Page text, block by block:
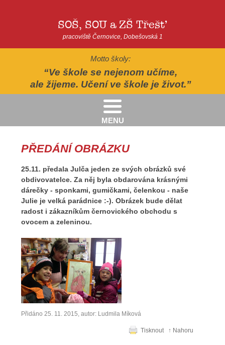
MENU
Motto školy:
Ve škole se nejenom učíme,
ale žijeme. Učení ve škole je život.
SOŠ, SOU a ZŠ Třešť
pracoviště Černovice, Dobešovská 1
PŘEDÁNÍ OBRÁZKU
25.11. předala Julča jeden ze svých obrázků své
obdivovatelce. Za něj byla obdarována krásnými
dárečky - sponkami, gumičkami, čelenkou - naše
Julie je velká parádnice :-). Obrázek bude dělat
radost i zákazníkům černovického obchodu s
ovocem a zeleninou.
Přidáno 25. 11. 2015, autor: Ludmila Míková
Tisknout ↑ Nahoru